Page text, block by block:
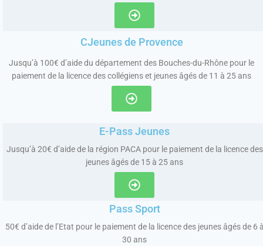
CJeunes de Provence
Jusqu’à 100€ d’aide du département des Bouches-du-Rhône pour le
paiement de la licence des collégiens et jeunes âgés de 11 à 25 ans
E-Pass Jeunes
Jusqu’à 20€ d’aide de la région PACA pour le paiement de la licence des
jeunes âgés de 15 à 25 ans
Pass Sport
50€ d’aide de l’Etat pour le paiement de la licence des jeunes âgés de 6
30 ans